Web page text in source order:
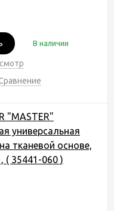
В наличии
"MASTER"
универсальная
тканевой основе,
35441-060 )